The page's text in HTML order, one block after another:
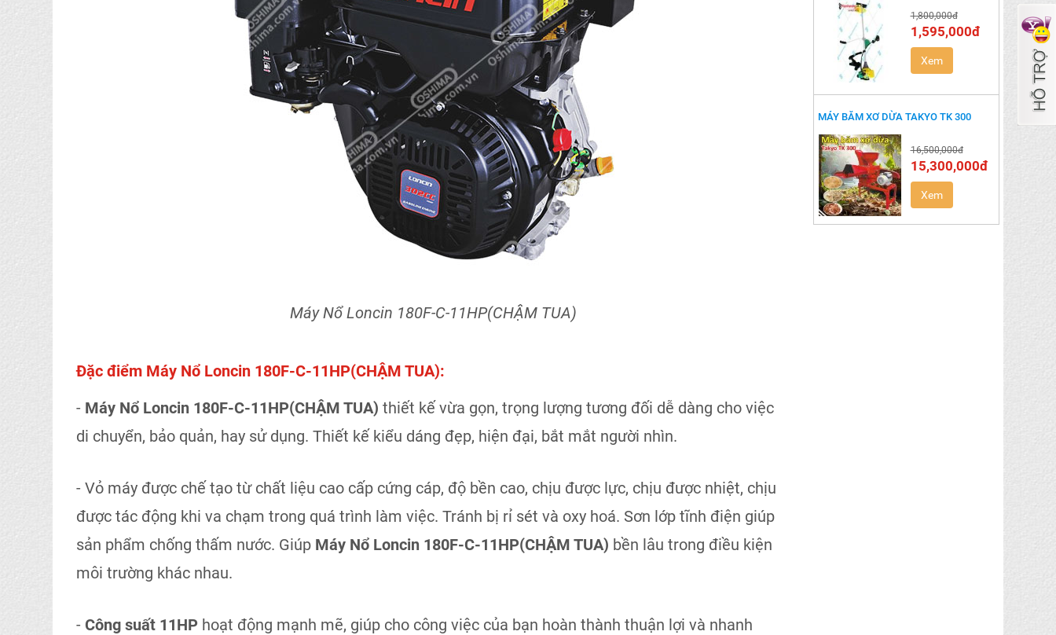
Máy Nổ Loncin 180F-C-11HP(CHẬM TUA)
Đặc điểm Máy Nổ Loncin 180F-C-11HP(CHẬM TUA):
- Máy Nổ Loncin 180F-C-11HP(CHẬM TUA) thiết kế vừa gọn, trọng lượng tương đối dễ dàng cho việc
di chuyển, bảo quản, hay sử dụng. Thiết kế kiểu dáng đẹp, hiện đại, bắt mắt người nhìn.
- Vỏ máy được chế tạo từ chất liệu cao cấp cứng cáp, độ bền cao, chịu được lực, chịu được nhiệt, chịu
được tác động khi va chạm trong quá trình làm việc. Tránh bị rỉ sét và oxy hoá. Sơn lớp tĩnh điện giúp
sản phẩm chống thấm nước. Giúp Máy Nổ Loncin 180F-C-11HP(CHẬM TUA) bền lâu trong điều kiện
môi trường khác nhau.
- Công suất 11HP hoạt động mạnh mẽ, giúp cho công việc của bạn hoàn thành thuận lợi và nhanh
1,800,000đ
1,595,000đ
Xem
MÁY BĂM XƠ DỪA TAKYO TK 300
16,500,000đ
15,300,000đ
Xem